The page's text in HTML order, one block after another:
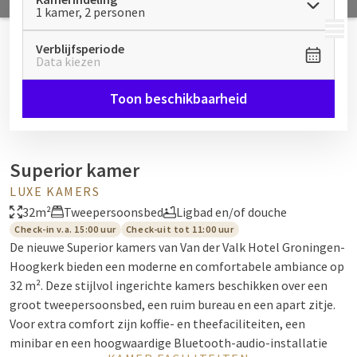
MENU
1 kamer, 2 personen
Verblijfsperiode
Data kiezen
Toon beschikbaarheid
Superior kamer
LUXE KAMERS
32m²
Tweepersoonsbed Ligbad en/of douche
Check-in v.a. 15:00 uur Check-uit tot 11:00 uur
De nieuwe Superior kamers van Van der Valk Hotel Groningen-
Hoogkerk bieden een moderne en comfortabele ambiance op
32 m². Deze stijlvol ingerichte kamers beschikken over een
groot tweepersoonsbed, een ruim bureau en een apart zitje.
Voor extra comfort zijn koffie- en theefaciliteiten, een
minibar en een hoogwaardige Bluetooth-audio-installatie